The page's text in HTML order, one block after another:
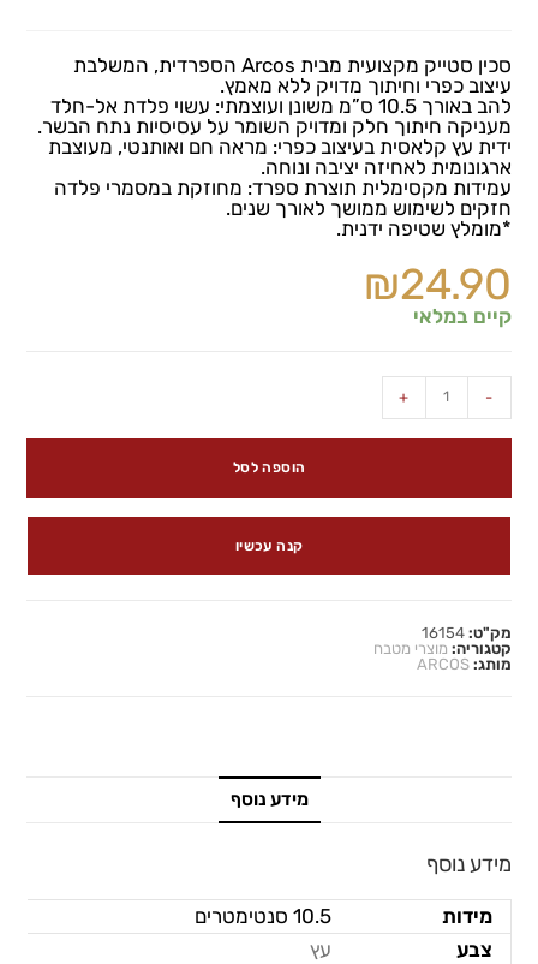
סכין סטייק מקצועית מבית Arcos הספרדית, המשלבת
עיצוב כפרי וחיתוך מדויק ללא מאמץ.
להב באורך 10.5 ס”מ משונן ועוצמתי: עשוי פלדת אל-חלד
מעניקה חיתוך חלק ומדויק השומר על עסיסיות נתח הבשר.
ידית עץ קלאסית בעיצוב כפרי: מראה חם ואותנטי, מעוצבת
ארגונומית לאחיזה יציבה ונוחה.
עמידות מקסימלית תוצרת ספרד: מחוזקת במסמרי פלדה
חזקים לשימוש ממושך לאורך שנים.
*מומלץ שטיפה ידנית.
₪24.90
קיים במלאי
-
+
הוספה לסל
קנה עכשיו
מק"ט:16154
קטגוריה: מוצרי מטבח
מותג:ARCOS
מידע נוסף
מידע נוסף
מידות
10.5 סנטימטרים
צבע
עץ